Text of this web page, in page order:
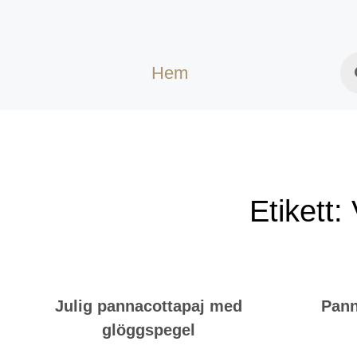
Hem
Etikett:
Julig pannacottapaj med
glöggspegel